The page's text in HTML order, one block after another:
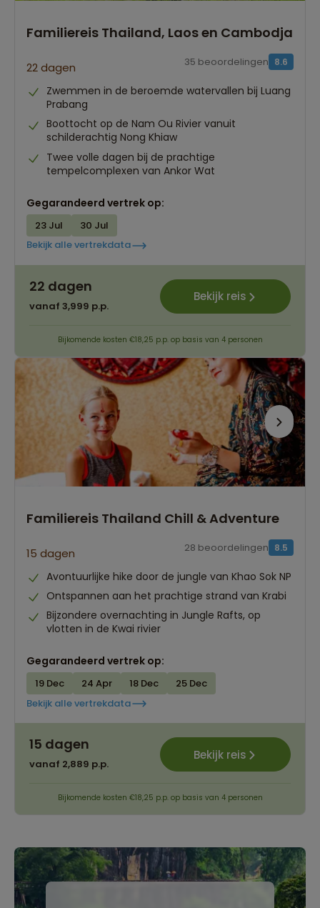
Familiereis Thailand, Laos en Cambodja
22 dagen 8.6
35 beoordelingen
Zwemmen in de beroemde watervallen bij Luang
Prabang
Boottocht op de Nam Ou Rivier vanuit
schilderachtig Nong Khiaw
Twee volle dagen bij de prachtige
tempelcomplexen van Ankor Wat
Gegarandeerd vertrek op:
23 Jul
30 Jul
Bekijk alle vertrekdata
22 dagen
vanaf 3,999 p.p.
Bekijk reis
Bijkomende kosten €18,25 p.p. op basis van 4 personen
Familiereis Thailand Chill & Adventure
15 dagen 8.5
28 beoordelingen
Avontuurlijke hike door de jungle van Khao Sok NP
Ontspannen aan het prachtige strand van Krabi
Bijzondere overnachting in Jungle Rafts, op
vlotten in de Kwai rivier
Gegarandeerd vertrek op:
19 Dec 24 Apr 18 Dec
25 Dec
Bekijk alle vertrekdata
15 dagen
vanaf 2,889 p.p.
Bekijk reis
Bijkomende kosten €18,25 p.p. op basis van 4 personen